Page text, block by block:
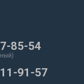
85-54
91-57